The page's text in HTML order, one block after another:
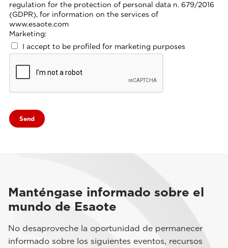
regulation for the protection of personal data n. 679/2016
(GDPR), for information on the services of
www.esaote.com
Marketing:
I accept to be profiled for marketing purposes
Manténgase informado sobre el
mundo de Esaote
No desaproveche la oportunidad de permanecer
informado sobre los siguientes eventos, recursos